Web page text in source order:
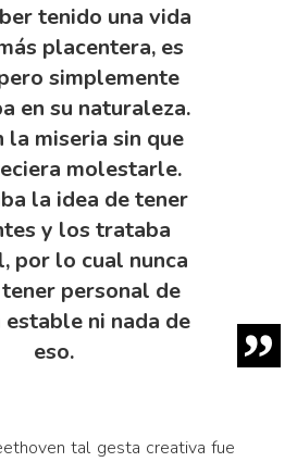
tenido una vida
placentera, es
simplemente
en su naturaleza.
la miseria sin que
molestarle.
la idea de tener
y los trataba
por lo cual nunca
personal de
ni nada de
eso.
tal gesta creativa fue